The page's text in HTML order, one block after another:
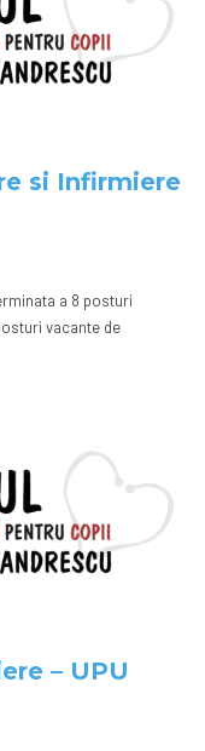
si Infirmiere
a 8 posturi
vacante de
– UPU